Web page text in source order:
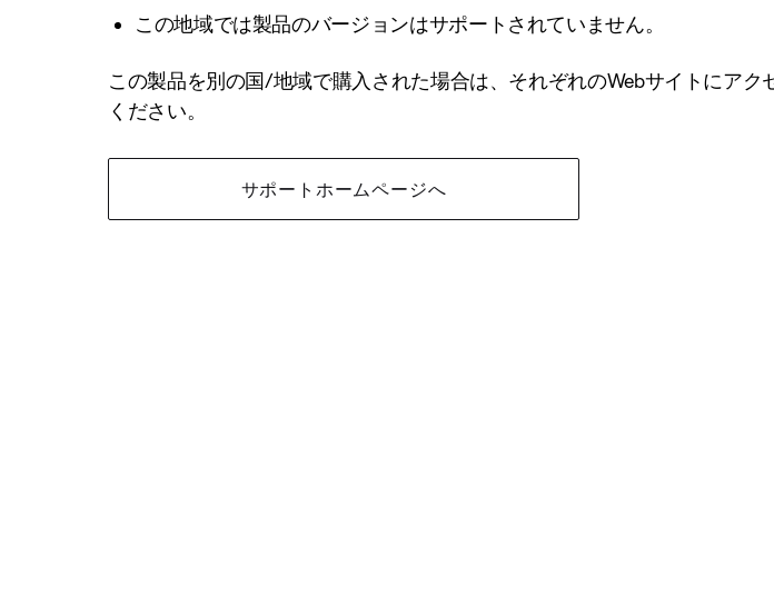
この地域では製品のバージョンはサポートされていません。
この製品を別の国/地域で購入された場合は、それぞれのWebサイトにア
ください。
サポートホームページへ